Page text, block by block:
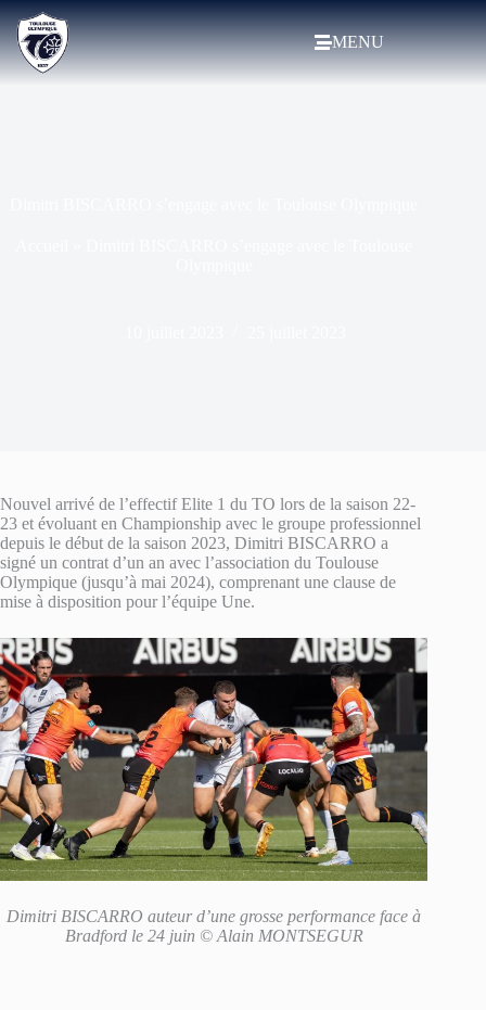
MENU
Nouvel arrivé de l’effectif Elite 1 du TO lors de la saison 22-
23 et évoluant en Championship avec le groupe professionnel
depuis le début de la saison 2023, Dimitri BISCARRO a
signé un contrat d’un an avec l’association du Toulouse
Olympique (jusqu’à mai 2024), comprenant une clause de
mise à disposition pour l’équipe Une.
Dimitri BISCARRO auteur d’une grosse performance face à
Bradford le 24 juin © Alain MONTSEGUR